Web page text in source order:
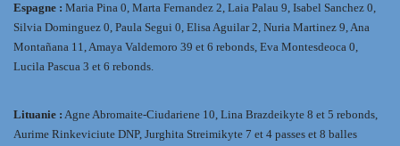
Espagne : Maria Pina 0, Marta Fernandez 2, Laia Palau 9, Isabel Sanchez 0,
Silvia Dominguez 0, Paula Segui 0, Elisa Aguilar 2, Nuria Martinez 9, Ana
Montañana 11, Amaya Valdemoro 39 et 6 rebonds, Eva Montesdeoca 0,
Lucila Pascua 3 et 6 rebonds.
Lituanie : Agne Abromaite-Ciudariene 10, Lina Brazdeikyte 8 et 5 rebonds,
Aurime Rinkeviciute DNP, Jurghita Streimikyte 7 et 4 passes et 8 balles